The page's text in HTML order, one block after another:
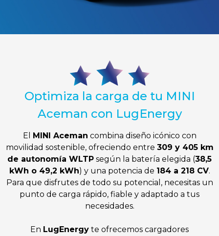
Optimiza la carga de tu MINI
Aceman con LugEnergy
El MINI Aceman combina diseño icónico con
movilidad sostenible, ofreciendo entre 309 y 405 km
de autonomía WLTP según la batería elegida (38,5
kWh o 49,2 kWh) y una potencia de 184 a 218 CV.
Para que disfrutes de todo su potencial, necesitas un
punto de carga rápido, fiable y adaptado a tus
necesidades.
En LugEnergy te ofrecemos cargadores